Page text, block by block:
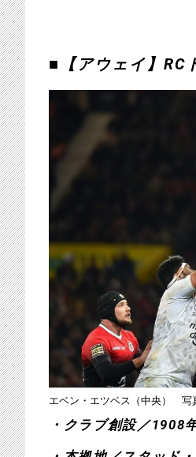
■【アウェイ】RC
エベン・エツベス（中央） 写
・クラブ創設／1908